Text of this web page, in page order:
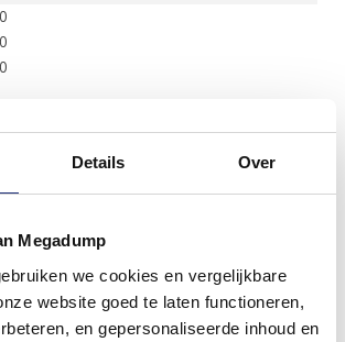
Details Over
Megadump
we cookies en vergelijkbare
website goed te laten functioneren,
en gepersonaliseerde inhoud en